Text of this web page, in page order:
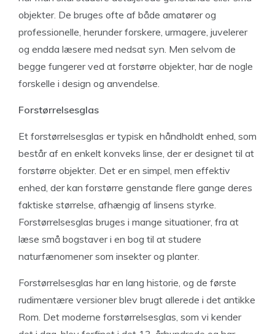
objekter. De bruges ofte af både amatører og
professionelle, herunder forskere, urmagere, juvelerer
og endda læsere med nedsat syn. Men selvom de
begge fungerer ved at forstørre objekter, har de nogle
forskelle i design og anvendelse.
Forstørrelsesglas
Et forstørrelsesglas er typisk en håndholdt enhed, som
består af en enkelt konveks linse, der er designet til at
forstørre objekter. Det er en simpel, men effektiv
enhed, der kan forstørre genstande flere gange deres
faktiske størrelse, afhængig af linsens styrke.
Forstørrelsesglas bruges i mange situationer, fra at
læse små bogstaver i en bog til at studere
naturfænomener som insekter og planter.
Forstørrelsesglas har en lang historie, og de første
rudimentære versioner blev brugt allerede i det antikke
Rom. Det moderne forstørrelsesglas, som vi kender